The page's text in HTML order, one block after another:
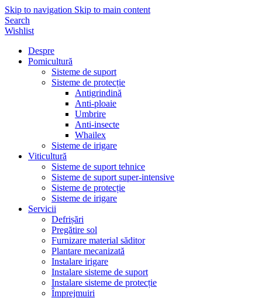
Skip to navigation Skip to main content
Search
Wishlist
Despre
Pomicultură
Sisteme de suport
Sisteme de protecție
Antigrindină
Anti-ploaie
Umbrire
Anti-insecte
Whailex
Sisteme de irigare
Viticultură
Sisteme de suport tehnice
Sisteme de suport super-intensive
Sisteme de protecție
Sisteme de irigare
Servicii
Defrișări
Pregătire sol
Furnizare material săditor
Plantare mecanizată
Instalare irigare
Instalare sisteme de suport
Instalare sisteme de protecție
Împrejmuiri